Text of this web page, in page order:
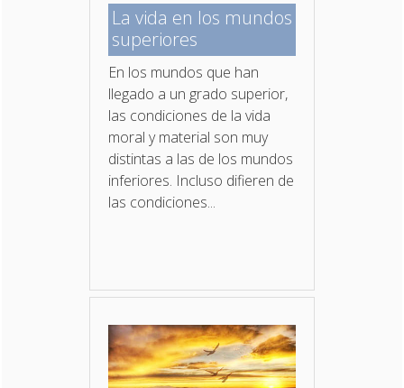
La vida en los mundos
superiores
En los mundos que han
llegado a un grado superior,
las condiciones de la vida
moral y material son muy
distintas a las de los mundos
inferiores. Incluso difieren de
las condiciones...